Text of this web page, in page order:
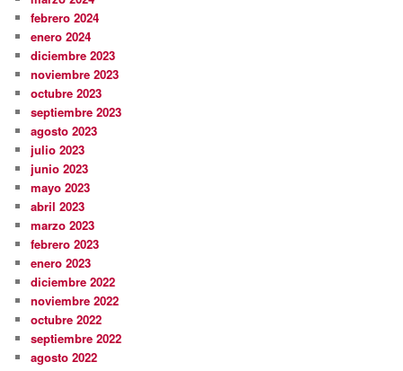
febrero 2024
enero 2024
diciembre 2023
noviembre 2023
octubre 2023
septiembre 2023
agosto 2023
julio 2023
junio 2023
mayo 2023
abril 2023
marzo 2023
febrero 2023
enero 2023
diciembre 2022
noviembre 2022
octubre 2022
septiembre 2022
agosto 2022